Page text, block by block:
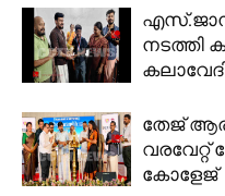
നടത്തി
തേജ്
വരവേറ്റ്
കോളേജ്